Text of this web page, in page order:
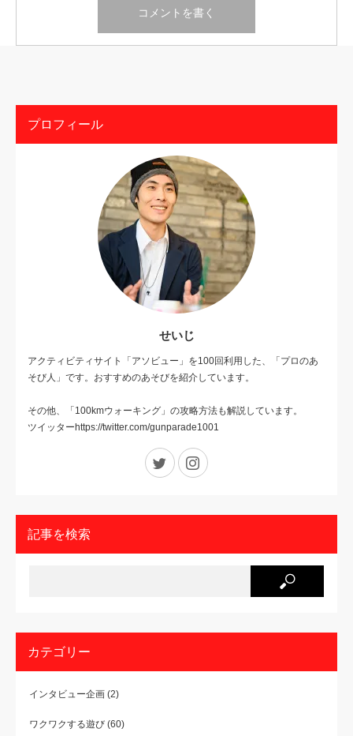
プロフィール
せいじ
アクティビティサイト「アソビュー」を100回利用した、「プロのあ
そび人」です。おすすめのあそびを紹介しています。
その他、「100kmウォーキング」の攻略方法も解説しています。
ツイッターhttps://twitter.com/gunparade1001
Twitter
記事を検索
カテゴリー
インタビュー企画 (2)
ワクワクする遊び (60)